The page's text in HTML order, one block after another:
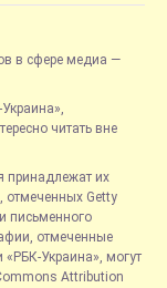
в сфере медиа —
читать вне
принадлежат их
отмеченных Getty
письменного
отмеченные
Украина», могут
Attribution